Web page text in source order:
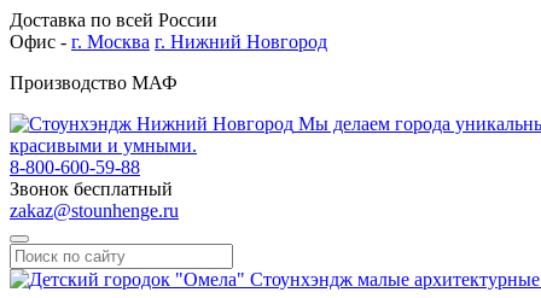
Доставка по всей России
Офис - г. Москва г. Нижний Новгород
Производство МАФ
Мы делаем города
красивыми и умными.
8-800-600-59-88
Звонок бесплатный
zakaz@stounhenge.ru